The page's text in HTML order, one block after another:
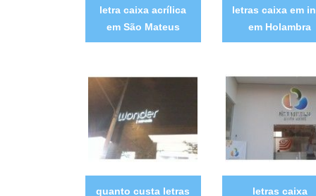
letra caixa acrílica
em São Mateus
letras caixa em
em Holambra
quanto custa letras
letras caixa